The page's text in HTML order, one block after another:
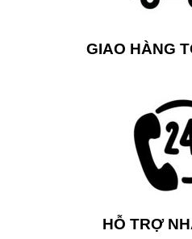
GIAO HÀNG
HỖ TRỢ